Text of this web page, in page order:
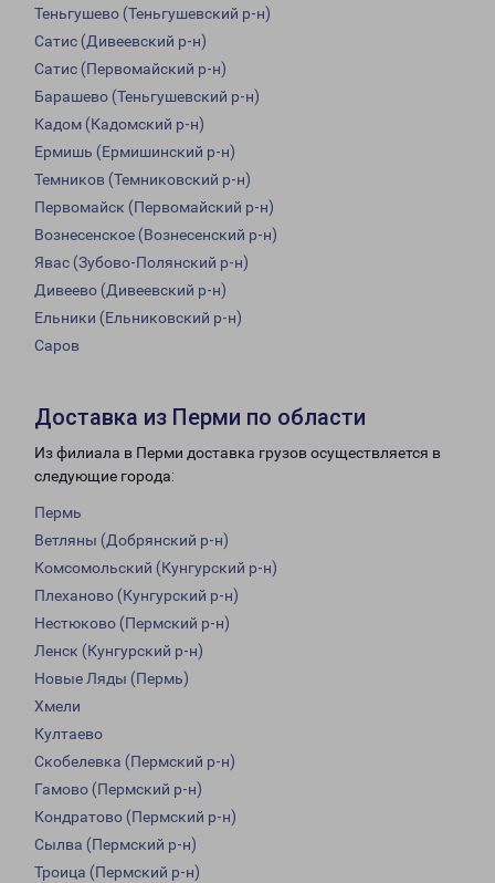
Теньгушево (Теньгушевский р-н)
Сатис (Дивеевский р-н)
Сатис (Первомайский р-н)
Барашево (Теньгушевский р-н)
Кадом (Кадомский р-н)
Ермишь (Ермишинский р-н)
Темников (Темниковский р-н)
Первомайск (Первомайский р-н)
Вознесенское (Вознесенский р-н)
Явас (Зубово-Полянский р-н)
Дивеево (Дивеевский р-н)
Ельники (Ельниковский р-н)
Саров
Доставка из Перми по области
Из филиала в Перми доставка грузов осуществляется в
следующие города:
Пермь
Ветляны (Добрянский р-н)
Комсомольский (Кунгурский р-н)
Плеханово (Кунгурский р-н)
Нестюково (Пермский р-н)
Ленск (Кунгурский р-н)
Новые Ляды (Пермь)
Хмели
Култаево
Скобелевка (Пермский р-н)
Гамово (Пермский р-н)
Кондратово (Пермский р-н)
Сылва (Пермский р-н)
Троица (Пермский р-н)